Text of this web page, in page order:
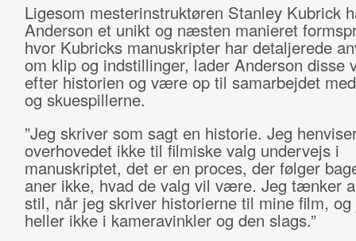
Ligesom mesterinstruktøren Stanley Kubrick
Anderson et unikt og næsten manieret
hvor Kubricks manuskripter har detaljerede
om klip og indstillinger, lader Anderson disse
efter historien og være op til samarbejdet
og skuespillerne.
”Jeg skriver som sagt en historie. Jeg
overhovedet ikke til filmiske valg undervejs i
manuskriptet, det er en proces, der følger
aner ikke, hvad de valg vil være. Jeg tænker
stil, når jeg skriver historierne til mine film,
heller ikke i kameravinkler og den slags.”